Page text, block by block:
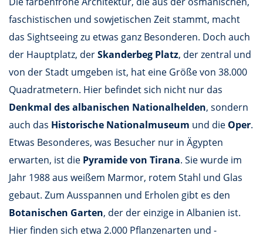
faschistischen und sowjetischen Zeit stammt, macht
das Sightseeing zu etwas ganz Besonderen. Doch auch
der Hauptplatz, derSkanderbeg Platz, der zentral und
von der Stadt umgeben ist, hat eine Größe von 38.000
Quadratmetern. Hier befindet sich nicht nur das
Denkmal des albanischen Nationalhelden, sondern
auch das Historische Nationalmuseum und die Oper.
Etwas Besonderes, was Besucher nur in Ägypten
erwarten, ist die Pyramide von Tirana. Sie wurde im
Jahr 1988 aus weißem Marmor, rotem Stahl und Glas
gebaut. Zum Ausspannen und Erholen gibt es den
Botanischen Garten, der der einzige in Albanien ist.
Hier finden sich etwa 2.000 Pflanzenarten und -